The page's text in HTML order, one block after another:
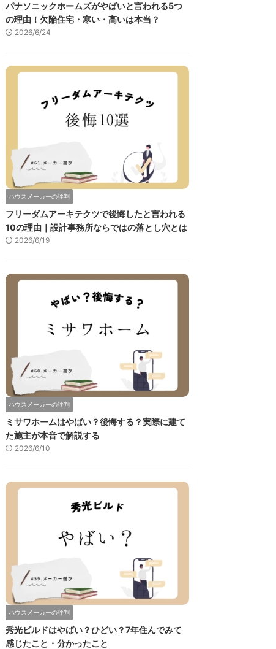
パナソニックホームズがやばいと言われる5つ
の理由！欠陥住宅・寒い・高いは本当？
2026/6/24
ハウスメーカーの評判
フリーダムアーキテクツで後悔したと言われる
10の理由｜設計事務所ならではの落とし穴とは
2026/6/19
ハウスメーカーの評判
ミサワホームはやばい？後悔する？実際に建て
た施主が本音で解説する
2026/6/10
ハウスメーカーの評判
秀光ビルドはやばい？ひどい？7年住んでみて
感じたこと・分かったこと